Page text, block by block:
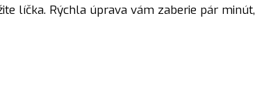
líčka. Rýchla úprava vám zaberie pár minút,